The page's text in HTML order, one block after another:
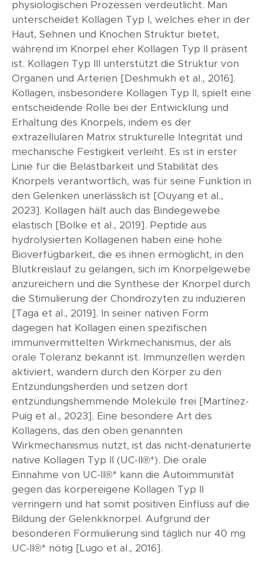
physiologischen Prozessen verdeutlicht. Man
unterscheidet Kollagen Typ I, welches eher in der
Haut, Sehnen und Knochen Struktur bietet,
während im Knorpel eher Kollagen Typ II präsent
ist. Kollagen Typ III unterstützt die Struktur von
Organen und Arterien [Deshmukh et al., 2016].
Kollagen, insbesondere Kollagen Typ II, spielt eine
entscheidende Rolle bei der Entwicklung und
Erhaltung des Knorpels, indem es der
extrazellulären Matrix strukturelle Integrität und
mechanische Festigkeit verleiht. Es ist in erster
Linie für die Belastbarkeit und Stabilität des
Knorpels verantwortlich, was für seine Funktion in
den Gelenken unerlässlich ist [Ouyang et al.,
2023]. Kollagen hält auch das Bindegewebe
elastisch [Bolke et al., 2019]. Peptide aus
hydrolysierten Kollagenen haben eine hohe
Bioverfügbarkeit, die es ihnen ermöglicht, in den
Blutkreislauf zu gelangen, sich im Knorpelgewebe
anzureichern und die Synthese der Knorpel durch
die Stimulierung der Chondrozyten zu induzieren
[Taga et al., 2019]. In seiner nativen Form
dagegen hat Kollagen einen spezifischen
immunvermittelten Wirkmechanismus, der als
orale Toleranz bekannt ist. Immunzellen werden
aktiviert, wandern durch den Körper zu den
Entzündungsherden und setzen dort
entzündungshemmende Moleküle frei [Martínez-
Puig et al., 2023]. Eine besondere Art des
Kollagens, das den oben genannten
Wirkmechanismus nutzt, ist das nicht-denaturierte
native Kollagen Typ II (UC-II®*). Die orale
Einnahme von UC-II®* kann die Autoimmunität
gegen das körpereigene Kollagen Typ II
verringern und hat somit positiven Einfluss auf die
Bildung der Gelenkknorpel. Aufgrund der
besonderen Formulierung sind täglich nur 40 mg
UC-II®* nötig [Lugo et al., 2016].